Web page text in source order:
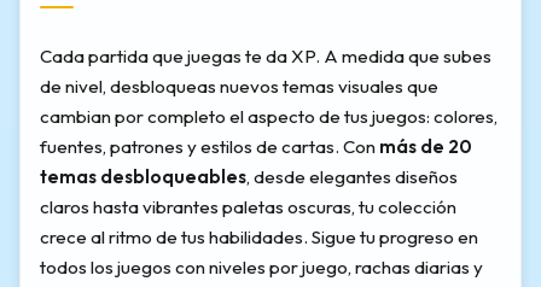
Cada partida que juegas te da XP. A medida que subes
de nivel, desbloqueas nuevos temas visuales que
cambian por completo el aspecto de tus juegos: colores,
fuentes, patrones y estilos de cartas. Con más de 20
temas desbloqueables, desde elegantes diseños
claros hasta vibrantes paletas oscuras, tu colección
crece al ritmo de tus habilidades. Sigue tu progreso en
todos los juegos con niveles por juego, rachas diarias y